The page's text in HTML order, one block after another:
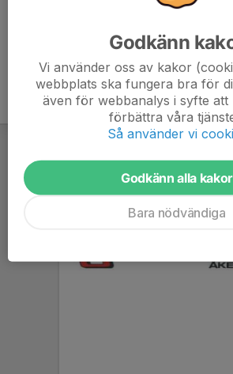
Godkänn
Vi använder oss av kakor
webbplats ska fungera bra för
även för webbanalys i syfte att
förbättra våra
Så använder vi
Godkänn alla kakor
Bara nödvändiga